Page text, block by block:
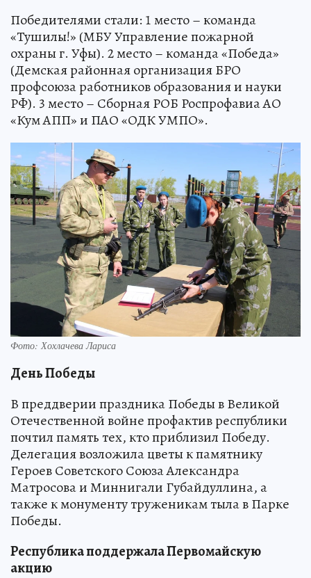
Победителями стали: 1 место – команда
«Тушилы!» (МБУ Управление пожарной
охраны г. Уфы). 2 место – команда «Победа»
(Демская районная организация БРО
профсоюза работников образования и науки
РФ). 3 место – Сборная РОБ Роспрофавиа АО
«Кум АПП» и ПАО «ОДК УМПО».
Фото: Хохлачева Лариса
День Победы
В преддверии праздника Победы в Великой
Отечественной войне профактив республики
почтил память тех, кто приблизил Победу.
Делегация возложила цветы к памятнику
Героев Советского Союза Александра
Матросова и Миннигали Губайдуллина, а
также к монументу труженикам тыла в Парке
Победы.
Республика поддержала Первомайскую
акцию